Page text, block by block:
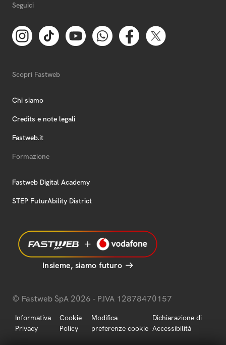
Seguici
Scopri Fastweb
Chi siamo
Credits e note legali
Fastweb.it
Formazione
Fastweb Digital Academy
STEP FuturAbility District
Insieme, siamo futuro
© Fastweb SpA 2026 - P.IVA 12878470157
Informativa
Privacy
Cookie
Policy
Modifica
preferenze cookie
Dichiarazione di
Accessibilità